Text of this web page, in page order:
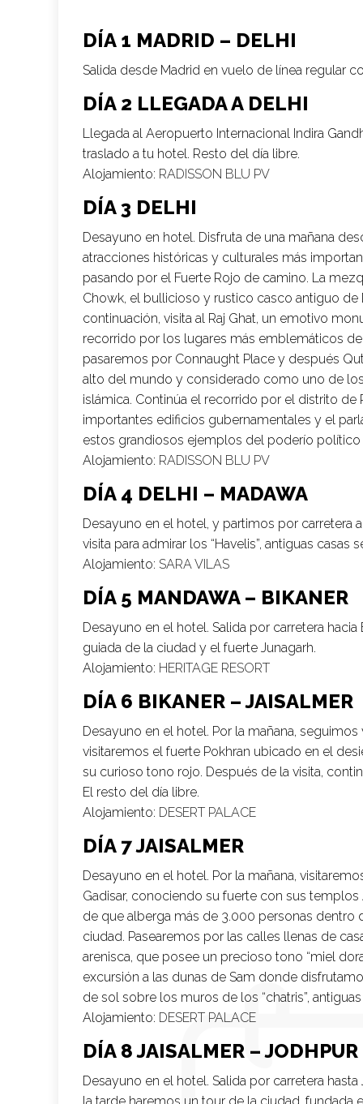
DÍA 1 MADRID – DELHI
Salida desde Madrid en vuelo de línea regular
DÍA 2 LLEGADA A DELHI
Llegada al Aeropuerto Internacional Indira
traslado a tu hotel. Resto del día libre.
Alojamiento: RADISSON BLU PV
DÍA 3 DELHI
Desayuno en hotel. Disfruta de una mañana
atracciones históricas y culturales más
pasando por el Fuerte Rojo de camino. La
Chowk, el bullicioso y rustico casco antiguo de
continuación, visita al Raj Ghat, un emotivo
recorrido por los lugares más emblemáticos
pasaremos por Connaught Place y después
alto del mundo y considerado como uno de
islámica. Continúa el recorrido por el distrito
importantes edificios gubernamentales y el
estos grandiosos ejemplos del poderío
Alojamiento: RADISSON BLU PV
DÍA 4 DELHI – MADAWA
Desayuno en el hotel, y partimos por carretera
visita para admirar los “Havelis”, antiguas
Alojamiento: SARA VILAS
DÍA 5 MANDAWA – BIKANER
Desayuno en el hotel. Salida por carretera
guiada de la ciudad y el fuerte Junagarh.
Alojamiento: HERITAGE RESORT
DÍA 6 BIKANER – JAISALMER
Desayuno en el hotel. Por la mañana, seguimos
visitaremos el fuerte Pokhran ubicado en el
su curioso tono rojo. Después de la visita,
El resto del día libre.
Alojamiento: DESERT PALACE
DÍA 7 JAISALMER
Desayuno en el hotel. Por la mañana,
Gadisar, conociendo su fuerte con sus
de que alberga más de 3.000 personas dentro
ciudad. Pasearemos por las calles llenas de
arenisca, que posee un precioso tono “miel
excursión a las dunas de Sam donde
de sol sobre los muros de los “chatris”,
Alojamiento: DESERT PALACE
DÍA 8 JAISALMER – JODHPUR
Desayuno en el hotel. Salida por carretera